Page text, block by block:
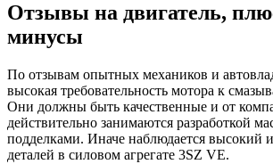
Отзывы на двигатель,
минусы
По отзывам опытных механиков и
высокая требовательность мотора к
Они должны быть качественные и от
действительно занимаются разработкой
подделками. Иначе наблюдается высокий
деталей в силовом агрегате 3SZ VE.